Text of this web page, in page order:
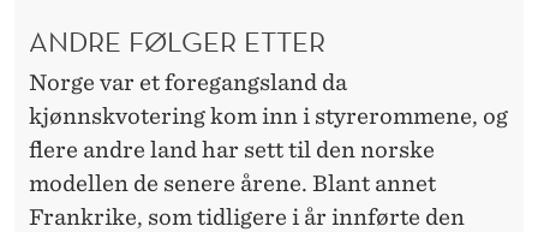
ANDRE FØLGER ETTER
Norge var et foregangsland da
kjønnskvotering kom inn i styrerommene, og
flere andre land har sett til den norske
modellen de senere årene. Blant annet
Frankrike, som tidligere i år innførte den